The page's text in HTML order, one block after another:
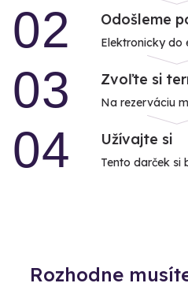
02 Odošleme
Elektronicky do
03 Zvoľte si
Na rezerváciu
04 Užívajte si
Tento darček si
Rozhodne